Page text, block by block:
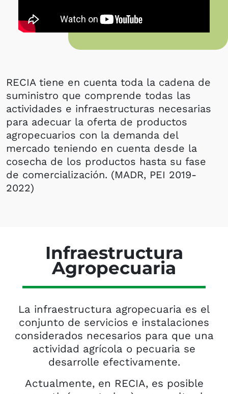
RECIA tiene en cuenta toda la cadena de
suministro que comprende todas las
actividades e infraestructuras necesarias
para adecuar la oferta de productos
agropecuarios con la demanda del
mercado teniendo en cuenta desde la
cosecha de los productos hasta su fase
de comercialización. (MADR, PEI 2019-
2022)
Infraestructura
Agropecuaria
La infraestructura agropecuaria es el
conjunto de servicios e instalaciones
considerados necesarios para que una
actividad agrícola o pecuaria se
desarrolle efectivamente.
Actualmente, en RECIA, es posible